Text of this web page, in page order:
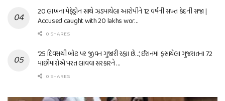
20 લાખના મેફેડ્રોન સાથે ઝડપાયેલા આરોપીને 12 વર્ષની સખ્ત કેદની સજા |
Accused caught with 20 lakhs wor…
0 SHARES
’25 દિવસથી બોટ પર જીવન ગુજારી રહ્યા છે…’, ઈરાનમાં ફસાયેલા ગુજરાતના 72
માછીમારોએ પરત લાવવા સરકારને …
0 SHARES